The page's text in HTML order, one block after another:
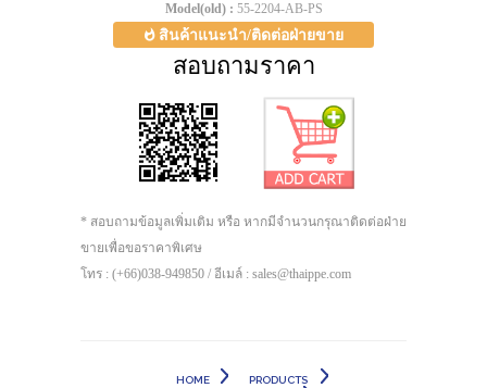
Model(old) : 55-2204-AB-PS
สินค้าแนะนำ/ติดต่อฝ่ายขาย
สอบถามราคา
* สอบถามข้อมูลเพิ่มเติม หรือ หากมีจำนวนกรุณาติดต่อฝ่าย
ขายเพื่อขอราคาพิเศษ
โทร : (+66)038-949850 / อีเมล์ : sales@thaippe.com
HOME
PRODUCTS